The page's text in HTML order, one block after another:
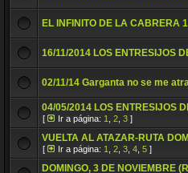
EL INFINITO DE LA CABRERA
16/11/2014 LOS ENTRESIJOS
02/11/14 Garganta no se me
04/05/2014 LOS ENTRESIJOS
[ Ir a página: 1 2 3 ]
VUELTA AL ATAZAR-RUTA
[ Ir a página: 1 2 3 4 5 ]
DOMINGO, 3 DE NOVIEMBRE